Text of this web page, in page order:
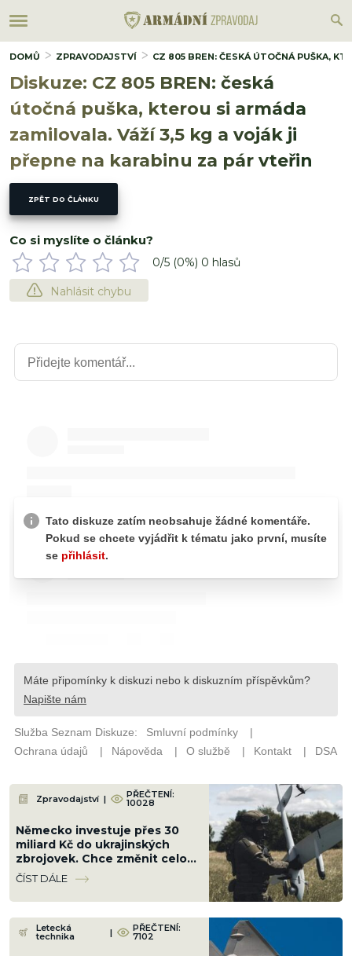
DOMŮ ZPRAVODAJSTVÍ CZ 805 BREN: ČESKÁ ÚTOČNÁ PUŠKA,
Diskuze: CZ 805 BREN: česká
útočná puška, kterou si armáda
zamilovala. Váží 3,5 kg a voják ji
přepne na karabinu za pár vteřin
ZPĚT DO ČLÁNKU
Co si myslíte o článku?
0/5 (0%) 0 hlasů
Nahlásit chybu
Zpravodajství | PŘEČTENÍ:
10028
Německo investuje přes 30
miliard Kč do ukrajinských
zbrojovek. Chce změnit celou
válku a srazit Rusko na kolena
ČÍST DÁLE
Letecká
technika | PŘEČTENÍ:
7102